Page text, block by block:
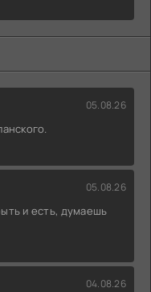
05.08.26
05.08.26
и есть, думаешь
04.08.26